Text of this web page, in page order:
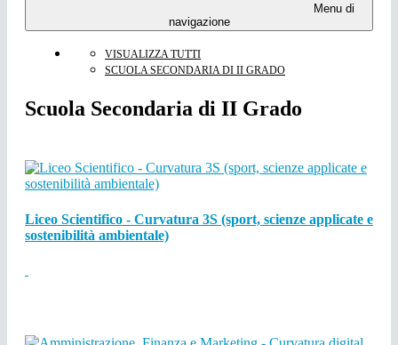
Menu di
navigazione
VISUALIZZA TUTTI
SCUOLA SECONDARIA DI II GRADO
Scuola Secondaria di II Grado
Liceo Scientifico - Curvatura 3S (sport, scienze applicate e
sostenibilità ambientale)